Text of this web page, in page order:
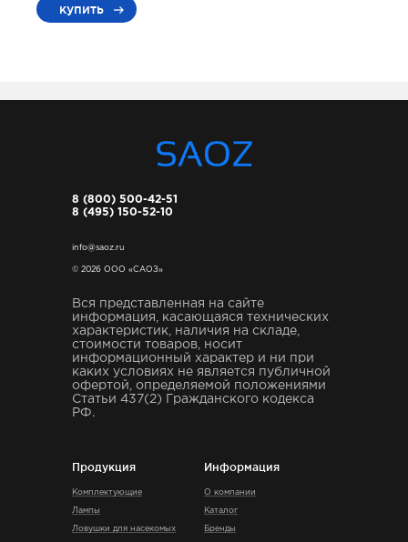
купить
8 (800) 500-42-51
8 (495) 150-52-10
info@saoz.ru
© 2026 ООО «САОЗ»
Вся представленная на сайте
информация, касающаяся технических
характеристик, наличия на складе,
стоимости товаров, носит
информационный характер и ни при
каких условиях не является публичной
офертой, определяемой положениями
Статьи 437(2) Гражданского кодекса
РФ.
Продукция
Комплектующие
Лампы
Ловушки для насекомых
Информация
О компании
Каталог
Бренды